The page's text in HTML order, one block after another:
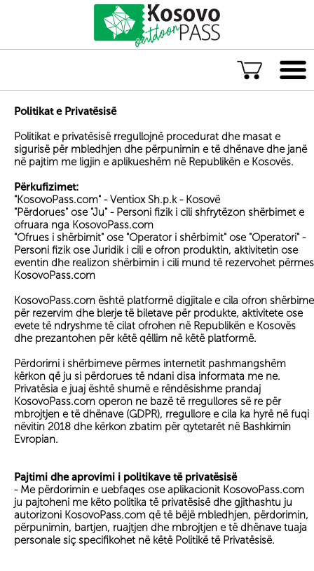
Gjuha
ENG
ALB
Eksploro Kosovën
Aventura të jashtëzakonshme
Eksperienca të paharrueshme
Akomodime rurale
Eksploro sitpas lokacionit
Aventurat më të vlerësuara në Kosovë
Zip Line
Gjakova Trail Running 21K
Bjeshket e Nemuna- Maja e Hasa ...
Downhill Bike Trail 04
Eksploro sipas qytetit
Prizren
Prishtina
Istog
Bjeshkët e Sharrit
Deçan
Politikat e Privatësisë
Politikat e privatësisë rregullojnë procedurat dhe masat e
sigurisë për mbledhjen dhe përpunimin e të dhënave dhe janë
në pajtim me ligjin e aplikueshëm në Republikën e Kosovës.
Përkufizimet:
"KosovoPass.com" - Ventiox Sh.p.k - Kosovë
"Përdorues" ose "Ju" - Personi fizik i cili shfrytëzon shërbimet e
ofruara nga KosovoPass.com
"Ofrues i shërbimit" ose "Operator i shërbimit" ose "Operatori" -
Personi fizik ose Juridik i cili e ofron produktin, aktivitetin ose
eventin dhe realizon shërbimin i cili mund të rezervohet përmes
KosovoPass.com
KosovoPass.com është platformë digjitale e cila ofron shërbime
për rezervim dhe blerje të biletave për produkte, aktivitete ose
evete të ndryshme të cilat ofrohen në Republikën e Kosovës
dhe prezantohen për këtë qëllim në këtë platformë.
Përdorimi i shërbimeve përmes internetit pashmangshëm
kërkon që ju si përdorues të ndani disa informata me ne.
Privatësia e juaj është shumë e rëndësishme prandaj
KosovoPass.com operon ne bazë të rregullores së re për
mbrojtjen e të dhënave (GDPR), rregullore e cila ka hyrë në fuqi
nëvitin 2018 dhe kërkon zbatim për qytetarët në Bashkimin
Evropian.
Pajtimi dhe aprovimi i politikave të privatësisë
- Me përdorimin e uebfaqes ose aplikacionit KosovoPass.com
ju pajtoheni me këto politika të privatësisë dhe gjithashtu ju
autorizoni KosovoPass.com që të bëjë mbledhjen, përdorimin,
përpunimin, bartjen, ruajtjen dhe mbrojtjen e të dhënave tuaja
personale siç specifikohet në këtë Politikë të Privatësisë.